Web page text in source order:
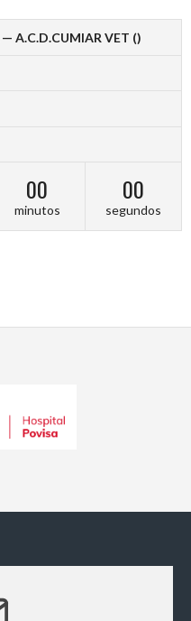
A.C.D.CUMIAR VET ()
00
minutos
00
segundos